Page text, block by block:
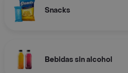
Snacks
Bebidas sin alcohol